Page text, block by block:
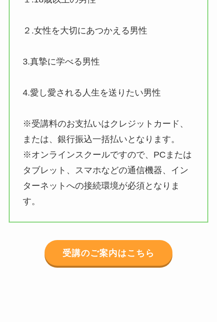
２.女性を大切にあつかえる男性
3.真摯に学べる男性
4.愛し愛される人生を送りたい男性
※受講料のお支払いはクレジットカード、
または、銀行振込一括払いとなります。
※オンラインスクールですので、PCまたは
タブレット、スマホなどの通信機器、イン
ターネットへの接続環境が必須となりま
す。
受講のご案内はこちら